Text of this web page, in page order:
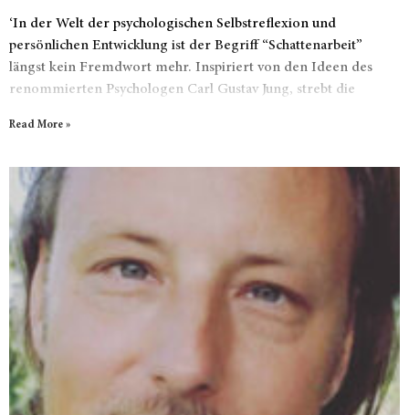
‘In der Welt der psychologischen Selbstreflexion und
persönlichen Entwicklung ist der Begriff “Schattenarbeit”
längst kein Fremdwort mehr. Inspiriert von den Ideen des
renommierten Psychologen Carl Gustav Jung, strebt die
erkunden und zu integrieren, taucht eine entscheidende Frage
auf: Müssen wir wirklich jeden Schatten aktiv angehen und uns
intensiv damit auseinandersetzen?
Read More »